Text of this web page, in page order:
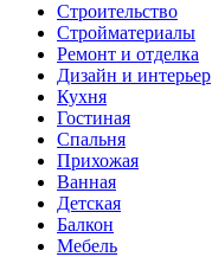
Строительство
Стройматериалы
Ремонт и отделка
Дизайн и интерьер
Кухня
Гостиная
Спальня
Прихожая
Ванная
Детская
Балкон
Мебель